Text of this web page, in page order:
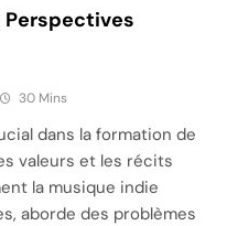
Perspectives
30 Mins
dans la formation de
valeurs et les récits
la musique indie
aborde des problèmes